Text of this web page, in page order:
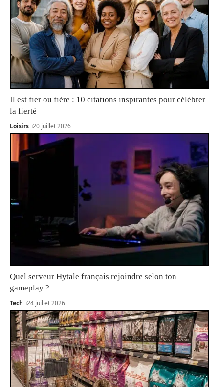
Il est fier ou fière : 10 citations inspirantes pour célébrer
la fierté
Loisirs 20 juillet 2026
Quel serveur Hytale français rejoindre selon ton
gameplay ?
Tech 24 juillet 2026